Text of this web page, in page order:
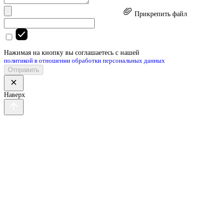
Прикрепить файл
Нажимая на кнопку вы соглашаетесь с нашей
политикой в отношении обработки персональных данных
Отправить
Наверх